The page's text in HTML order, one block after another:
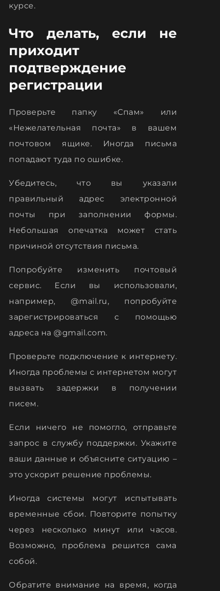
курсе.
Что делать, если не
приходит
подтверждение
регистрации
Проверьте папку «Спам» или
«Нежелательная почта» в вашем
почтовом ящике. Иногда письма
попадают туда по ошибке.
Убедитесь, что вы указали
правильный адрес электронной
почты при заполнении формы.
Небольшая опечатка может стать
причиной отсутствия письма.
Попробуйте изменить почтовый
сервис. Если вы использовали,
например, @mail.ru, попробуйте
зарегистрироваться с помощью
адреса на @gmail.com.
Проверьте подключение к интернету.
Иногда проблемы с интернетом могут
вызвать задержки в получении
писем.
Если ничего не помогло, отправьте
запрос в службу поддержки. Укажите
ваши данные и объясните ситуацию –
это ускорит решение проблемы.
Иногда системы могут испытывать
временные сбои. Повторите попытку
через несколько минут или часов.
Возможно, проблема решится сама
собой.
Обратите внимание на время, когда